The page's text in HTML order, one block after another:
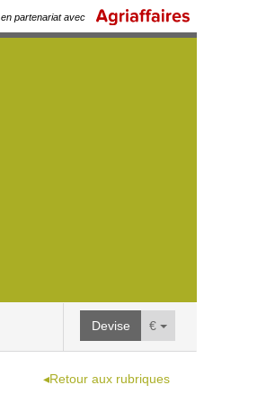
en partenariat avec
Devise €
◂Retour aux rubriques